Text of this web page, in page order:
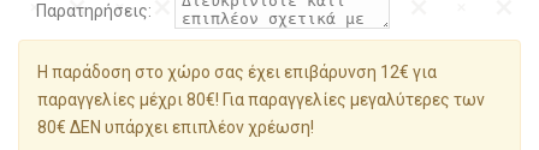
Παρατηρήσεις:
Η παράδοση στο χώρο σας έχει επιβάρυνση 12€ για
παραγγελίες μέχρι 80€! Για παραγγελίες μεγαλύτερες των
80€ ΔΕΝ υπάρχει επιπλέον χρέωση!